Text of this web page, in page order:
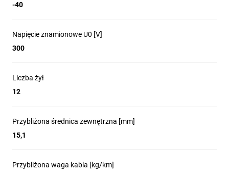
-40
Napięcie znamionowe U0 [V]
300
Liczba żył
12
Przybliżona średnica zewnętrzna [mm]
15,1
Przybliżona waga kabla [kg/km]